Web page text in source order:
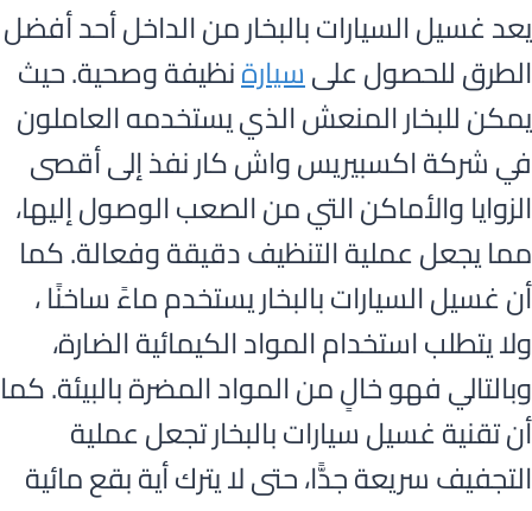
يعد غسيل السيارات بالبخار من الداخل أحد أفضل
الطرق للحصول علىسيارةنظيفة وصحية. حيث
يمكن للبخار المنعش الذي يستخدمه العاملون
في شركة اكسبيريس واش كار نفذ إلى أقصى
الزوايا والأماكن التي من الصعب الوصول إليها،
مما يجعل عملية التنظيف دقيقة وفعالة. كما
أن غسيل السيارات بالبخار يستخدم ماءً ساخنًا ،
ولا يتطلب استخدام المواد الكيمائية الضارة،
وبالتالي فهو خالٍ من المواد المضرة بالبيئة. كما
أن تقنية غسيل سيارات بالبخار تجعل عملية
التجفيف سريعة جدًّا، حتى لا يترك أية بقع مائية